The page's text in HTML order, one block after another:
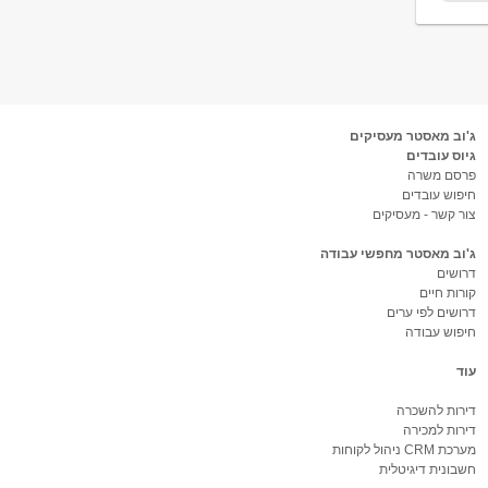
ג'וב מאסטר מעסיקים
גיוס עובדים
פרסם משרה
חיפוש עובדים
צור קשר - מעסיקים
ג'וב מאסטר מחפשי עבודה
דרושים
קורות חיים
דרושים לפי ערים
חיפוש עבודה
עוד
דירות להשכרה
דירות למכירה
מערכת CRM ניהול לקוחות
חשבונית דיגיטלית